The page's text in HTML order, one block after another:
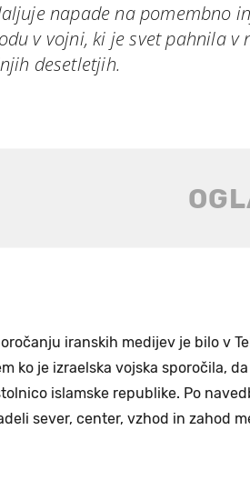
napade na pomembno
v vojni, ki je svet pahnila
desetletjih.
iranskih medijev je bilo v
ko je izraelska vojska sporočila,
islamske republike. Po
sever, center, vzhod in zahod